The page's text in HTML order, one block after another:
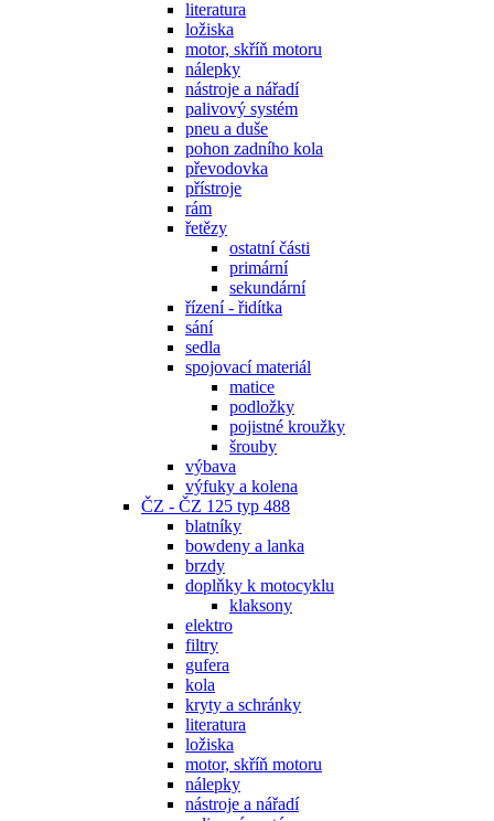
literatura
ložiska
motor, skříň motoru
nálepky
nástroje a nářadí
palivový systém
pneu a duše
pohon zadního kola
převodovka
přístroje
rám
řetězy
ostatní části
primární
sekundární
řízení - řidítka
sání
sedla
spojovací materiál
matice
podložky
pojistné kroužky
šrouby
výbava
výfuky a kolena
ČZ - ČZ 125 typ 488
blatníky
bowdeny a lanka
brzdy
doplňky k motocyklu
klaksony
elektro
filtry
gufera
kola
kryty a schránky
literatura
ložiska
motor, skříň motoru
nálepky
nástroje a nářadí